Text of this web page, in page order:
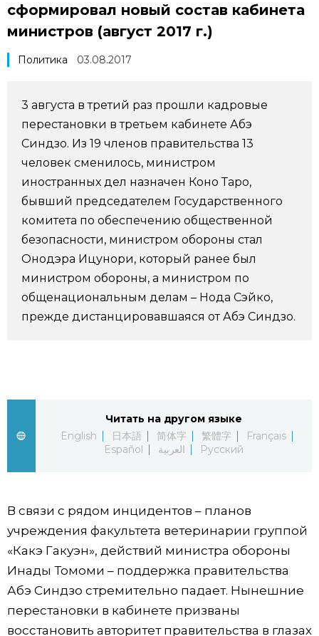
Путеводитель по Японии
Фото/Видео
Разделы
Люди
Блог
Политика
Экономика
Общество
Популярные статьи
Японский язык
Японский калейдоскоп
Семья
Еда и напитки
official SNS
сформировал новый состав кабинета
министров (август 2017 г.)
Политика 03.08.2017
3 августа в третий раз прошли кадровые
перестановки в третьем кабинете Абэ
Синдзо. Из 19 членов правительства 13
человек сменилось, министром
иностранных дел назначен Коно Таро,
бывший председателем Государственного
комитета по обеспечению общественной
безопасности, министром обороны стал
Онодэра Ицунори, который ранее был
министром обороны, а министром по
общенациональным делам – Нода Сэйко,
прежде дистанцировавшаяся от Абэ Синдзо.
Читать на другом языке
English
日本語 简体字 繁體字
Français
Español
العربية Русский
В связи с рядом инцидентов – планов
учреждения факультета ветеринарии группой
«Какэ Гакуэн», действий министра обороны
Инады Томоми – поддержка правительства
Абэ Синдзо стремительно падает. Нынешние
перестановки в кабинете призваны
восстановить авторитет правительства в глазах